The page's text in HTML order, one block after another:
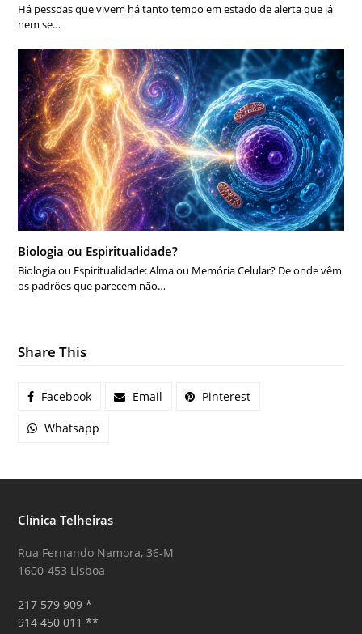
Há pessoas que vivem há tanto tempo em estado de alerta que já
nem se…
Biologia ou Espiritualidade?
Biologia ou Espiritualidade: Alma ou Memória Celular? De onde vêm
os padrões que parecem não…
Share This
Facebook Email Pinterest
Whatsapp
Clínica Telheiras
Rua Fernando Namora, 36-M
1600-453 Lisboa
217 579 909 *
914 450 011 **